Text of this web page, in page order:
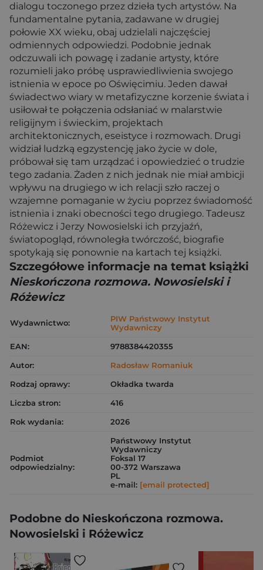
dialogu toczonego przez dzieła tych artystów. Na
fundamentalne pytania, zadawane w drugiej
połowie XX wieku, obaj udzielali najczęściej
odmiennych odpowiedzi. Podobnie jednak
odczuwali ich powagę i zadanie artysty, które
rozumieli jako próbę usprawiedliwienia swojego
istnienia w epoce po Oświęcimiu. Jeden dawał
świadectwo wiary w metafizyczne korzenie świata i
usiłował te połączenia odsłaniać w malarstwie
religijnym i świeckim, projektach
architektonicznych, eseistyce i rozmowach. Drugi
widział ludzką egzystencję jako życie w dole,
próbował się tam urządzać i opowiedzieć o trudzie
tego zadania. Żaden z nich jednak nie miał ambicji
wpływu na drugiego w ich relacji szło raczej o
wzajemne pomaganie w życiu poprzez świadomość
istnienia i znaki obecności tego drugiego. Tadeusz
Różewicz i Jerzy Nowosielski ich przyjaźń,
światopogląd, równoległa twórczość, biografie
spotykają się ponownie na kartach tej książki.
Szczegółowe informacje na temat książki
Nieskończona rozmowa. Nowosielski i
Różewicz
Wydawnictwo:
PIW Państwowy Instytut
Wydawniczy
EAN:
9788384420355
Autor:
Radosław Romaniuk
Rodzaj oprawy:
Okładka twarda
Liczba stron:
416
Rok wydania:
2026
Podmiot
odpowiedzialny:
Państwowy Instytut
Wydawniczy
Foksal 17
00-372 Warszawa
PL
e-mail: [email protected]
Podobne do Nieskończona rozmowa.
Nowosielski i Różewicz